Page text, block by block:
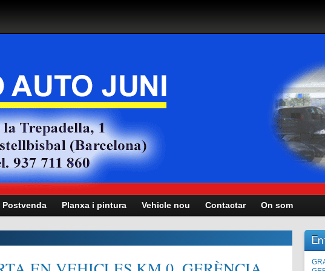
Postvenda Planxa i pintura Vehicle nou Contactar On som